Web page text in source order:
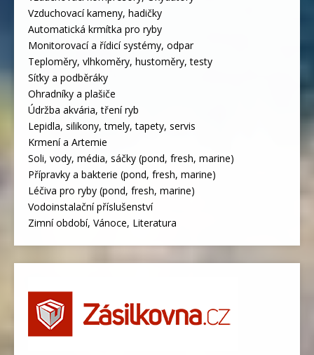
Vzduchovací kameny, hadičky
Automatická krmítka pro ryby
Monitorovací a řídicí systémy, odpar
Teploměry, vlhkoměry, hustoměry, testy
Síťky a podběráky
Ohradníky a plašiče
Údržba akvária, tření ryb
Lepidla, silikony, tmely, tapety, servis
Krmení a Artemie
Soli, vody, média, sáčky (pond, fresh, marine)
Přípravky a bakterie (pond, fresh, marine)
Léčiva pro ryby (pond, fresh, marine)
Vodoinstalační příslušenství
Zimní období, Vánoce, Literatura